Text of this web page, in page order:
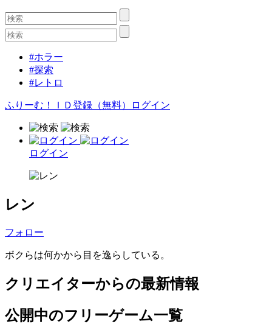
#ホラー
#探索
#レトロ
ふりーむ！ＩＤ登録（無料） ログイン
ログイン
レン
フォロー
ボクらは何かから目を逸らしている。
クリエイターからの最新情報
公開中のフリーゲーム一覧